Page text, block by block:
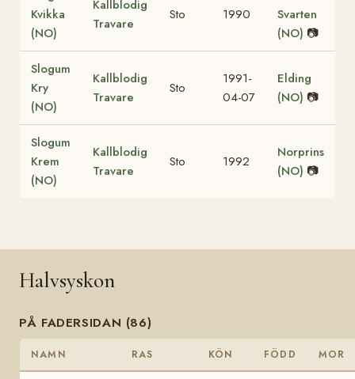
Kvikka
(NO)
Kallblodig
Travare
Sto 1990
Svarten
(NO) 📷
Slogum
Kry
(NO)
Kallblodig
Travare
Sto
1991-
04-07
Elding
(NO) 📷
Slogum
Krem
(NO)
Kallblodig
Travare
Sto 1992
Norprins
(NO) 📷
Halvsyskon
PÅ FADERSIDAN (86)
NAMN RAS KÖN FÖDD MOR